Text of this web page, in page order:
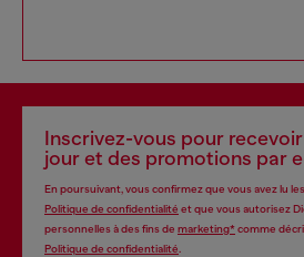
Inscrivez-vous pour
jour et des promotions par
En poursuivant, vous confirmez que vous avez lu
Politique de confidentialité et que vous autorisez
personnelles à des fins de marketing*comme
Politique de confidentialité